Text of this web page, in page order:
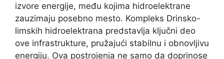
izvore energije, među kojima hidroelektrane
zauzimaju posebno mesto. Kompleks Drinsko-
limskih hidroelektrana predstavlja ključni deo
ove infrastrukture, pružajući stabilnu i obnovljivu
energiju. Ova postrojenja ne samo da doprinose